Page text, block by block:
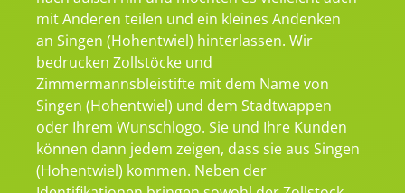
mit Anderen teilen und ein kleines Andenken
an Singen (Hohentwiel) hinterlassen. Wir
bedrucken Zollstöcke und
Zimmermannsbleistifte mit dem Name von
Singen (Hohentwiel) und dem Stadtwappen
oder Ihrem Wunschlogo. Sie und Ihre Kunden
können dann jedem zeigen, dass sie aus Singen
(Hohentwiel) kommen. Neben der